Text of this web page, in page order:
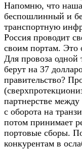
Напомню, что наша
беспошлинный и
транспортную
Россия проводит
своим портам. Это
Для провоза
берут на 37
правительство?
партнерстве
с оборота на
потом принимает
портовые сборы.
конкурентам в